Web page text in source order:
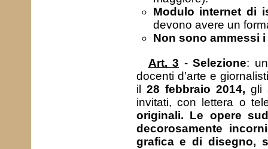
Modulo internet di
devono avere un
Non sono ammessi
Art. 3 -Selezione:
docenti d’arte e
il 28 febbraio 2014, gli
invitati, con lettera o
originali. Le opere
decorosamente
grafica e di disegno,